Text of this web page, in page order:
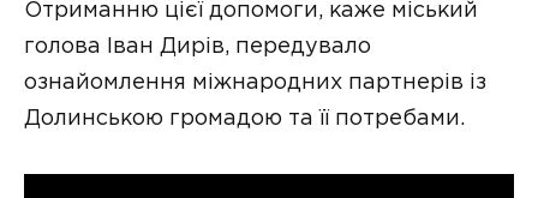
Отриманню цієї допомоги, каже міський
голова Іван Дирів, передувало
ознайомлення міжнародних партнерів із
Долинською громадою та її потребами.